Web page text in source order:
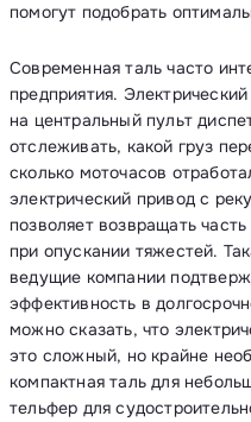
помогут подобрать
Современная таль часто
предприятия.
на центральный пульт
отслеживать, какой груз
сколько моточасов
электрический привод с
позволяет возвращать
при опускании тяжестей.
ведущие компании
эффективность в
можно сказать, что
это сложный, но крайне
компактная таль для
тельфер для